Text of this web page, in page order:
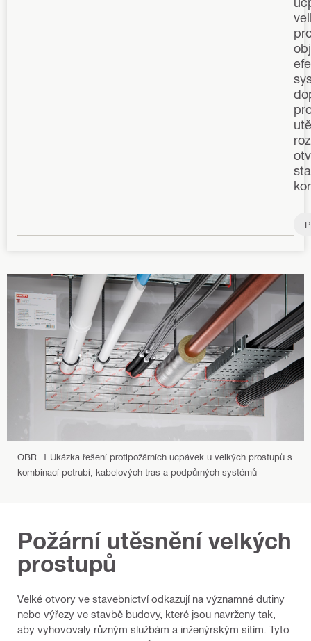
OBR. 1 Ukázka řešení protipožárních ucpávek u velkých prostupů s
kombinací potrubí, kabelových tras a podpůrných systémů
Požární utěsnění velkých
prostupů
Velké otvory ve stavebnictví odkazují na významné dutiny
nebo výřezy ve stavbě budovy, které jsou navrženy tak,
aby vyhovovaly různým službám a inženýrským sítím. Tyto